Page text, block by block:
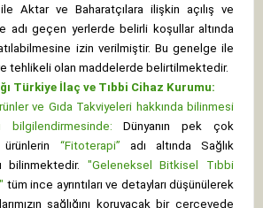
Aktar ve Baharatçılara ilişkin açılış ve
adı geçen yerlerde belirli koşullar altında
izin verilmiştir. Bu genelge ile
tehlikeli olan maddelerde belirtilmektedir.
Türkiye İlaç ve Tıbbi Cihaz Kurumu:
ve Gıda Takviyeleri hakkında bilinmesi
bilgilendirmesinde:
Dünyanın pek çok
“Fitoterapi” adı altında Sağlık
bilinmektedir. "Geleneksel Bitkisel Tıbbi
tüm ince ayrıntıları ve detayları düşünülerek
sağlığını koruyacak bir çerçevede